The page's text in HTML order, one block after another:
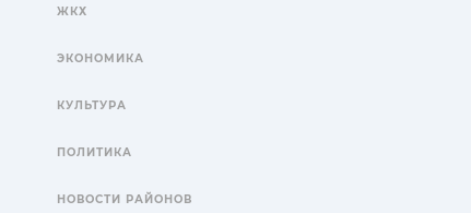
ЖКХ
ЭКОНОМИКА
КУЛЬТУРА
ПОЛИТИКА
НОВОСТИ РАЙОНОВ